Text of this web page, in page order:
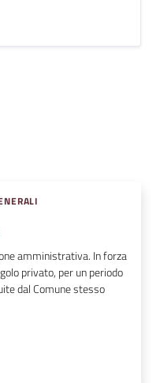
amministrativa. In forza
privato, per un periodo
dal Comune stesso